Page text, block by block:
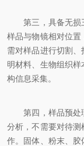
第三，具备无损三
样品与物镜相对位
需对样品进行切割
明材料、生物组织
构信息采集。
第四，样品预处理
分析，不需要对待
作。固体、粉末、